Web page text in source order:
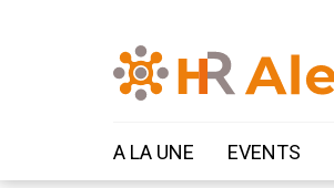
A LA UNE EVENTS